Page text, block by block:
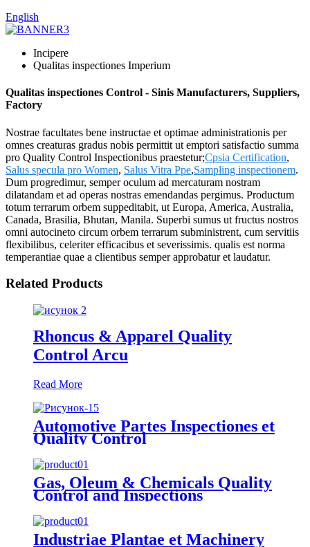
English
Incipere
Qualitas inspectiones Imperium
Qualitas inspectiones Control - Sinis Manufacturers, Suppliers,
Factory
Nostrae facultates bene instructae et optimae administrationis per
omnes creaturas gradus nobis permittit ut emptori satisfactio summa
pro Quality Control Inspectionibus praestetur;Cpsia Certification,
Salus specula pro Women, Salus Vitra Ppe,Sampling inspectionem.
Dum progredimur, semper oculum ad mercaturam nostram
dilatandam et ad operas nostras emendandas pergimus. Productum
totum terrarum orbem suppeditabit, ut Europa, America, Australia,
Canada, Brasilia, Bhutan, Manila. Superbi sumus ut fructus nostros
omni autocineto circum orbem terrarum subministrent, cum servitiis
flexibilibus, celeriter efficacibus et severissimis. qualis est norma
temperantiae quae a clientibus semper approbatur et laudatur.
Related Products
Rhoncus & Apparel Quality
Control Arcu
Read More
Automotive Partes Inspectiones et
Quality Control
Gas, Oleum & Chemicals Quality
Control and Inspections
Industriae Plantae et Machinery